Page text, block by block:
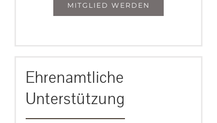
MITGLIED WERDEN
Ehrenamtliche
Unterstützung